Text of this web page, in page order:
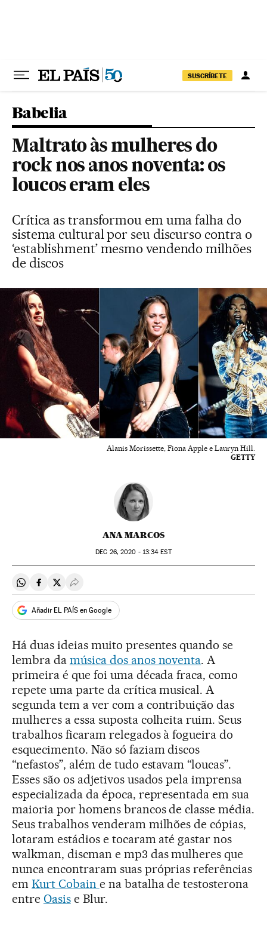
SUSCRÍBETE
Babelia
Maltrato às mulheres do
rock nos anos noventa: os
loucos eram eles
Crítica as transformou em uma falha do
sistema cultural por seu discurso contra o
‘establishment’ mesmo vendendo milhões
de discos
Alanis Morissette, Fiona Apple e Lauryn Hill.
GETTY
ANA MARCOS
DEC 26, 2020 - 13:34 EST
Compartir en Whatsapp
Compartir en Facebook
Compartir en Twitter
Desplegar Redes Sociales
Añadir EL PAÍS en Google
Há duas ideias muito presentes quando se
lembra da música dos anos noventa. A
primeira é que foi uma década fraca, como
repete uma parte da crítica musical. A
segunda tem a ver com a contribuição das
mulheres a essa suposta colheita ruim. Seus
trabalhos ficaram relegados à fogueira do
esquecimento. Não só faziam discos
“nefastos”, além de tudo estavam “loucas”.
Esses são os adjetivos usados pela imprensa
especializada da época, representada em sua
maioria por homens brancos de classe média.
Seus trabalhos venderam milhões de cópias,
lotaram estádios e tocaram até gastar nos
walkman, discman e mp3 das mulheres que
nunca encontraram suas próprias referências
em Kurt Cobain e na batalha de testosterona
entre Oasise Blur.